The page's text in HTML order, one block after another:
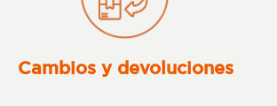
Cambios y devoluciones